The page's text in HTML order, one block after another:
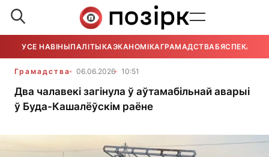
УСЕ НАВІНЫПАЛІТЫКАЭКАНОМІКАГРАМАДСТВАБЯСПЕКА
Грамадства 06.06.2026 10:51
Два чалавекі загінула ў аўтамабільнай аварыі
ў Буда-Кашалёўскім раёне